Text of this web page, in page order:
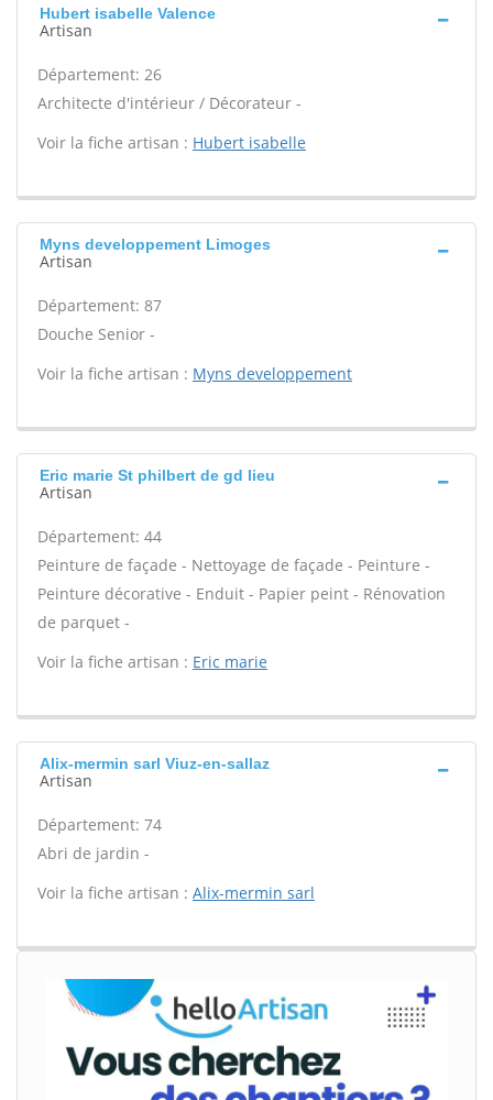
Hubert isabelle Valence
Artisan
Département: 26
Architecte d'intérieur / Décorateur -
Voir la fiche artisan : Hubert isabelle
Myns developpement Limoges
Artisan
Département: 87
Douche Senior -
Voir la fiche artisan : Myns developpement
Eric marie St philbert de gd lieu
Artisan
Département: 44
Peinture de façade - Nettoyage de façade - Peinture -
Peinture décorative - Enduit - Papier peint - Rénovation
de parquet -
Voir la fiche artisan : Eric marie
Alix-mermin sarl Viuz-en-sallaz
Artisan
Département: 74
Abri de jardin -
Voir la fiche artisan : Alix-mermin sarl